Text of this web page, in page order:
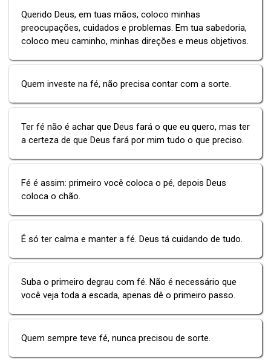
Querido Deus, em tuas mãos, coloco minhas
preocupações, cuidados e problemas. Em tua sabedoria,
coloco meu caminho, minhas direções e meus objetivos.
Quem investe na fé, não precisa contar com a sorte.
Ter fé não é achar que Deus fará o que eu quero, mas ter
a certeza de que Deus fará por mim tudo o que preciso.
Fé é assim: primeiro você coloca o pé, depois Deus
coloca o chão.
É só ter calma e manter a fé. Deus tá cuidando de tudo.
Suba o primeiro degrau com fé. Não é necessário que
você veja toda a escada, apenas dê o primeiro passo.
Quem sempre teve fé, nunca precisou de sorte.